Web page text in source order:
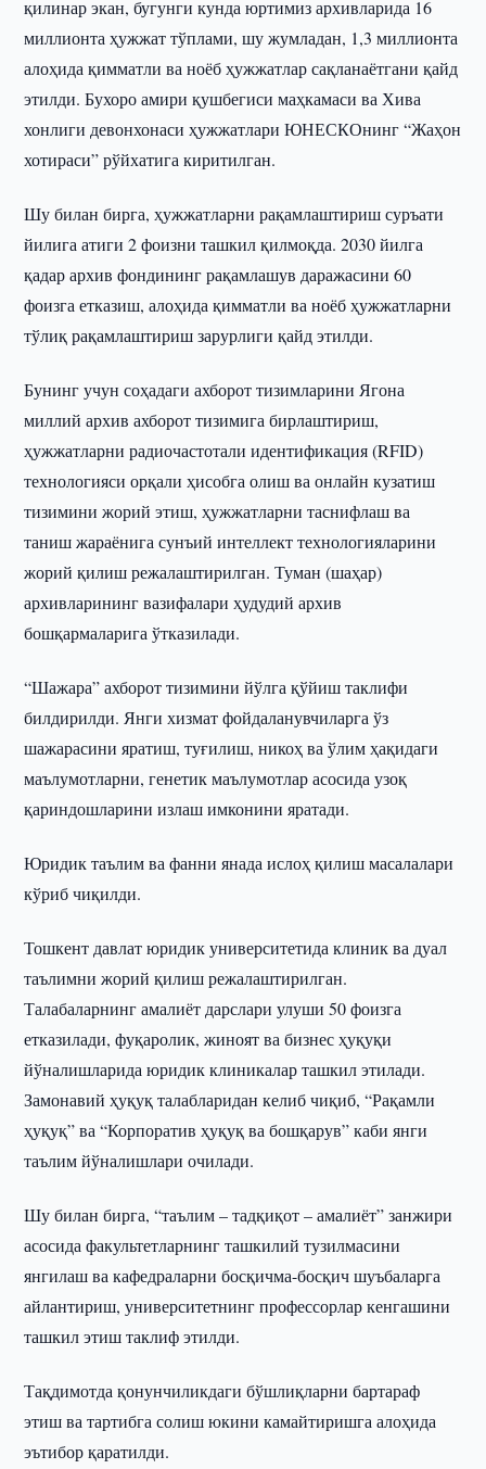
қилинар экан, бугунги кунда юртимиз архивларида 16
миллионта ҳужжат тўплами, шу жумладан, 1,3 миллионта
алоҳида қимматли ва ноёб ҳужжатлар сақланаётгани қайд
этилди. Бухоро амири қушбегиси маҳкамаси ва Хива
хонлиги девонхонаси ҳужжатлари ЮНЕСКОнинг “Жаҳон
хотираси” рўйхатига киритилган.
Шу билан бирга, ҳужжатларни рақамлаштириш суръати
йилига атиги 2 фоизни ташкил қилмоқда. 2030 йилга
қадар архив фондининг рақамлашув даражасини 60
фоизга етказиш, алоҳида қимматли ва ноёб ҳужжатларни
тўлиқ рақамлаштириш зарурлиги қайд этилди.
Бунинг учун соҳадаги ахборот тизимларини Ягона
миллий архив ахборот тизимига бирлаштириш,
ҳужжатларни радиочастотали идентификация (RFID)
технологияси орқали ҳисобга олиш ва онлайн кузатиш
тизимини жорий этиш, ҳужжатларни таснифлаш ва
таниш жараёнига сунъий интеллект технологияларини
жорий қилиш режалаштирилган. Туман (шаҳар)
архивларининг вазифалари ҳудудий архив
бошқармаларига ўтказилади.
“Шажара” ахборот тизимини йўлга қўйиш таклифи
билдирилди. Янги хизмат фойдаланувчиларга ўз
шажарасини яратиш, туғилиш, никоҳ ва ўлим ҳақидаги
маълумотларни, генетик маълумотлар асосида узоқ
қариндошларини излаш имконини яратади.
Юридик таълим ва фанни янада ислоҳ қилиш масалалари
кўриб чиқилди.
Тошкент давлат юридик университетида клиник ва дуал
таълимни жорий қилиш режалаштирилган.
Талабаларнинг амалиёт дарслари улуши 50 фоизга
етказилади, фуқаролик, жиноят ва бизнес ҳуқуқи
йўналишларида юридик клиникалар ташкил этилади.
Замонавий ҳуқуқ талабларидан келиб чиқиб, “Рақамли
ҳуқуқ” ва “Корпоратив ҳуқуқ ва бошқарув” каби янги
таълим йўналишлари очилади.
Шу билан бирга, “таълим – тадқиқот – амалиёт” занжири
асосида факультетларнинг ташкилий тузилмасини
янгилаш ва кафедраларни босқичма-босқич шуъбаларга
айлантириш, университетнинг профессорлар кенгашини
ташкил этиш таклиф этилди.
Тақдимотда қонунчиликдаги бўшлиқларни бартараф
этиш ва тартибга солиш юкини камайтиришга алоҳида
эътибор қаратилди.